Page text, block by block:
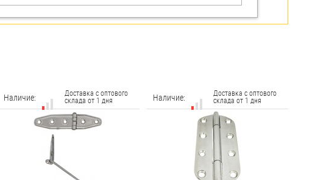
Наличие: Доставка с оптового
склада от 1 дня Наличие: Доставка с оптового
склада от 1 дня
Доставка с оптового
склада от 1 дня
Доставка с оптового
склада от 1 дня
Доставка с оптового
склада от 1 дня
Доставка с оптового
склада от 1 дня